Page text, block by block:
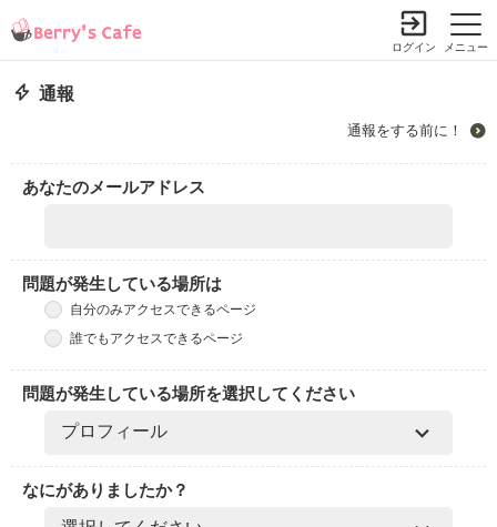
メニュー
ログイン
通報
通報をする前に！
あなたのメールアドレス
問題が発生している場所は
自分のみアクセスできるページ
誰でもアクセスできるページ
問題が発生している場所を選択してください
なにがありましたか？